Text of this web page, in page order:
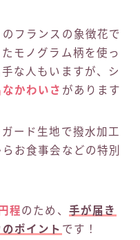
フランスの象徴花で
モノグラム柄を使っ
な人もいますが、シ
かわいさ があります
ード生地で撥水加工
お食事会などの特別
程のため、 手が届き
ポイント です！